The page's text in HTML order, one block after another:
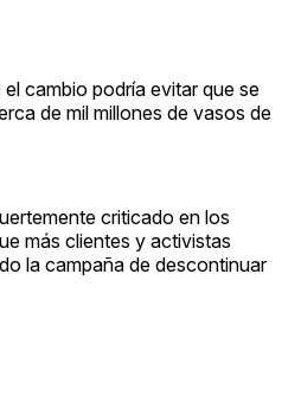
cambio podría evitar que se
de mil millones de vasos de
criticado en los
más clientes y activistas
la campaña de descontinuar